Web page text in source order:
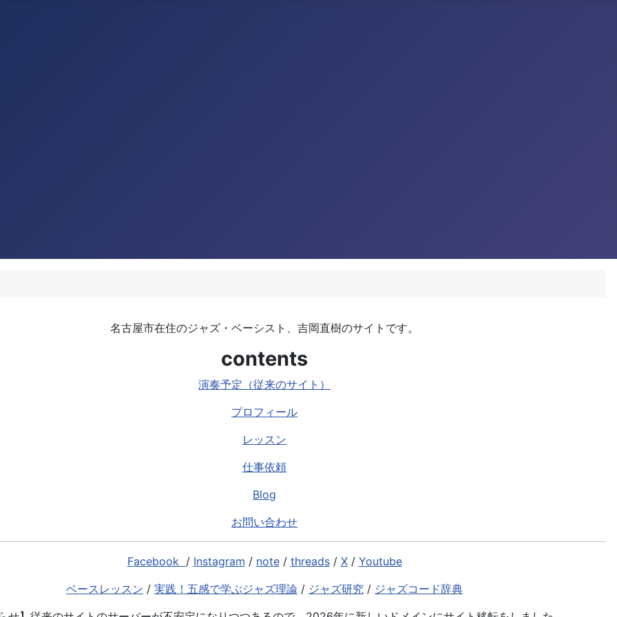
名古屋市在住のジャズ・ベーシスト、吉岡直樹のサイトです。
contents
演奏予定（従来のサイト）
プロフィール
レッスン
仕事依頼
Blog
お問い合わせ
Facebook / Instagram / note/ threads/ X/ Youtube
ベースレッスン / 実践！五感で学ぶジャズ理論 / ジャズ研究 / ジャズコード辞典